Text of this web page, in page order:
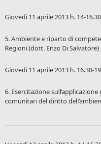
Giovedì 11 aprile 2013 h. 14-16.30
5. Ambiente e riparto di
Regioni (dott. Enzo Di Salvatore)
Giovedì 11 aprile 2013 h. 16.30-19
6. Esercitazione
comunitari del diritto